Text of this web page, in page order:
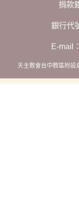
捐款
銀行代
E-mail：
天主教會台中教區附